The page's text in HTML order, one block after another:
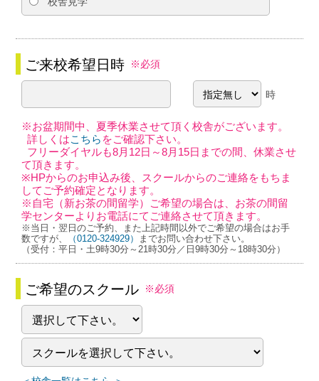
ご来校希望日時 ※必須
時
※お盆期間中、夏季休業させて頂く校舎がございます。
詳しくはこちら をご確認下さい。
フリーダイヤルも8月12日～8月15日までの間、休業させ
て頂きます。
※HPからのお申込み後、スクールからのご連絡をもちま
してご予約確定となります。
※自宅（新お茶の間留学）ご希望の場合は、お茶の間留
学センターよりお電話にてご連絡させて頂きます。
※当日・翌日のご予約、また上記時間以外でご希望の場合はお手
数ですが、
（0120-324929）
までお問い合わせ下さい。
（受付：平日・土9時30分～21時30分／日9時30分～18時30分）
ご希望のスクール ※必須